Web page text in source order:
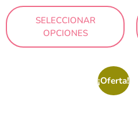
SELECCIONAR
OPCIONES
¡Oferta!